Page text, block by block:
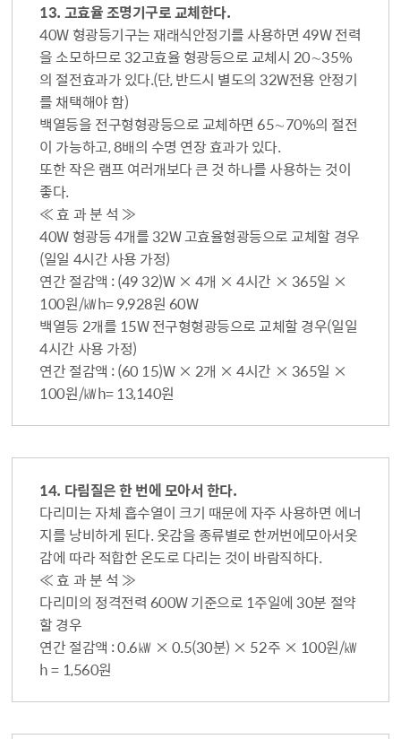
13. 고효율 조명기구로 교체한다.
40W 형광등기구는 재래식안정기를 사용하면 49W 전력
을 소모하므로 32고효율 형광등으로 교체시 20∼35%
의 절전효과가 있다.(단, 반드시 별도의 32W전용 안정기
를 채택해야 함)
백열등을 전구형형광등으로 교체하면 65∼70%의 절전
이 가능하고, 8배의 수명 연장 효과가 있다.
또한 작은 램프 여러개보다 큰 것 하나를 사용하는 것이
좋다.
≪ 효 과 분 석 ≫
40W 형광등 4개를 32W 고효율형광등으로 교체할 경우
(일일 4시간 사용 가정)
연간 절감액 : (49 32)W × 4개 × 4시간 × 365일 ×
100원/㎾h= 9,928원 60W
백열등 2개를 15W 전구형형광등으로 교체할 경우(일일
4시간 사용 가정)
연간 절감액 : (60 15)W × 2개 × 4시간 × 365일 ×
100원/㎾h= 13,140원
14. 다림질은 한 번에 모아서 한다.
다리미는 자체 흡수열이 크기 때문에 자주 사용하면 에너
지를 낭비하게 된다. 옷감을 종류별로 한꺼번에모아서옷
감에 따라 적합한 온도로 다리는 것이 바람직하다.
≪ 효 과 분 석 ≫
다리미의 정격전력 600W 기준으로 1주일에 30분 절약
할 경우
연간 절감액 : 0.6㎾ × 0.5(30분) × 52주 × 100원/㎾
h = 1,560원